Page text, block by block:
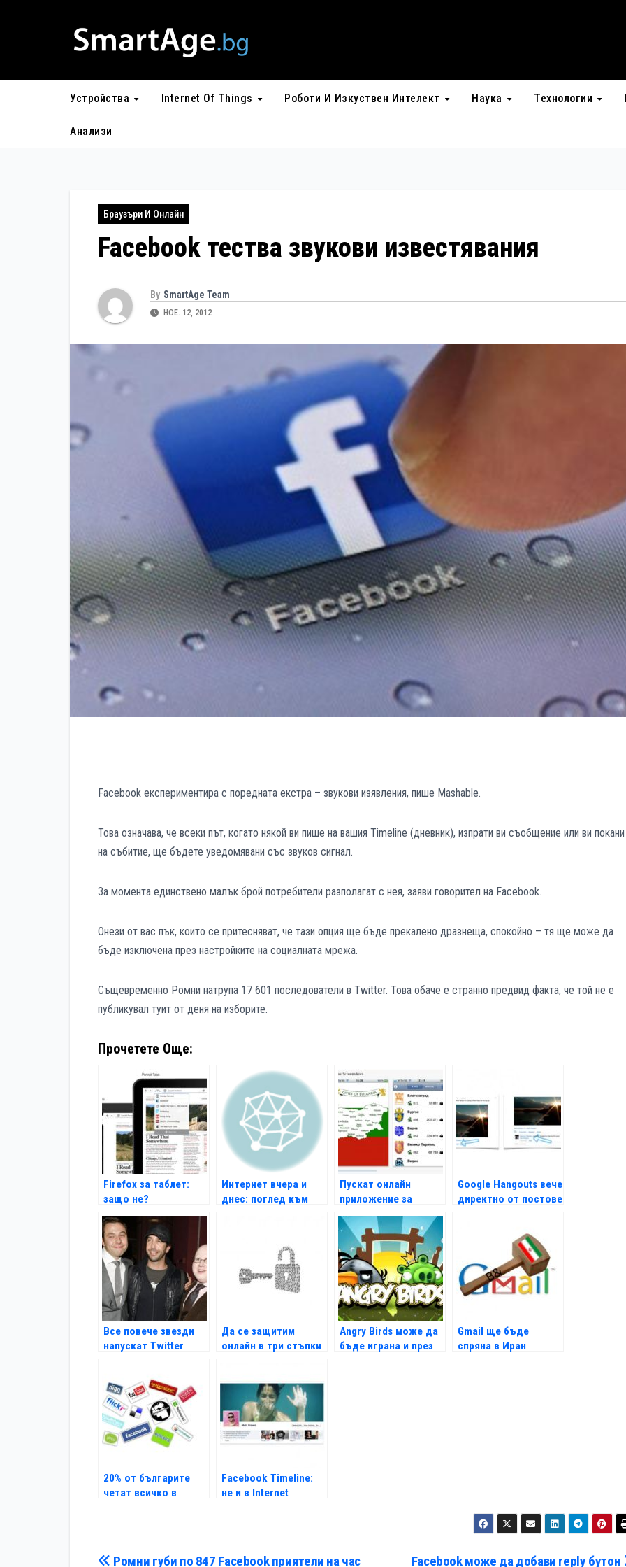
Устройства Internet Of Things Роботи И Изкуствен Интелект Наука Технологии
Анализи
Браузъри И Онлайн
Facebook тества звукови известявания
By SmartAge Team
НОЕ. 12, 2012
Facebook експериментира с поредната екстра – звукови изявления, пише Mashable.
Това означава, че всеки път, когато някой ви пише на вашия Timeline (дневник), изпрати ви съобщение или ви покани
на събитие, ще бъдете уведомявани със звуков сигнал.
За момента единствено малък брой потребители разполагат с нея, заяви говорител на Facebook.
Онези от вас пък, които се притесняват, че тази опция ще бъде прекалено дразнеща, спокойно – тя ще може да
бъде изключена през настройките на социалната мрежа.
Същевременно Ромни натрупа 17 601 последователи в Twitter. Това обаче е странно предвид факта, че той не е
публикувал туит от деня на изборите.
Прочетете Още:
Firefox за таблет:
защо не?
Интернет вчера и
днес: поглед към
Пускат онлайн
приложение за
градовете на
България
Google Hangouts вече
директно от постове
Все повече звезди
напускат Twitter
Да се защитим
онлайн в три стъпки
Angry Birds може да
бъде играна и през
Gmail ще бъде
спряна в Иран
20% от българите
четат всичко в
Facebook Timeline:
не и в Internet
Facebook може да добави reply бутон
Ромни губи по 847 Facebook приятели на час